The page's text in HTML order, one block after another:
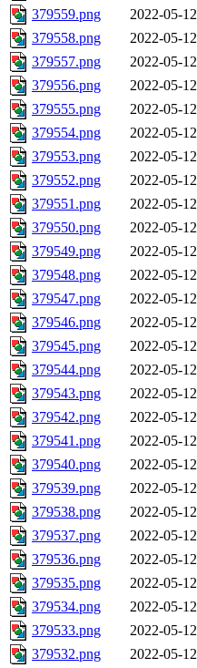
379559.png
2022-05-
379558.png
2022-05-
379557.png
2022-05-
379556.png
2022-05-
379555.png
2022-05-
379554.png
2022-05-
379553.png
2022-05-
379552.png
2022-05-
379551.png
2022-05-
379550.png
2022-05-
379549.png
2022-05-
379548.png
2022-05-
379547.png
2022-05-
379546.png
2022-05-
379545.png
2022-05-
379544.png
2022-05-
379543.png
2022-05-
379542.png
2022-05-
379541.png
2022-05-
379540.png
2022-05-
379539.png
2022-05-
379538.png
2022-05-
379537.png
2022-05-
379536.png
2022-05-
379535.png
2022-05-
379534.png
2022-05-
379533.png
2022-05-
379532.png
2022-05-